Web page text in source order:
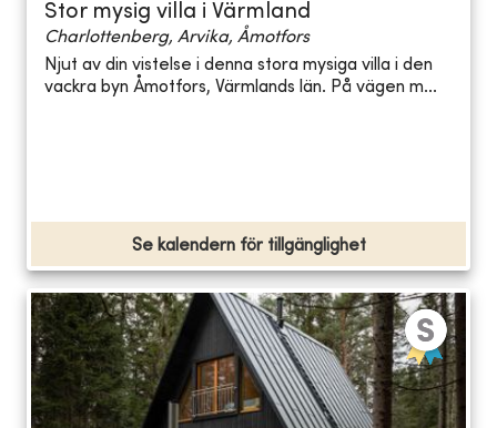
Stor mysig villa i Värmland
Charlottenberg, Arvika, Åmotfors
Njut av din vistelse i denna stora mysiga villa i den
vackra byn Åmotfors, Värmlands län. På vägen m...
Se kalendern för tillgänglighet